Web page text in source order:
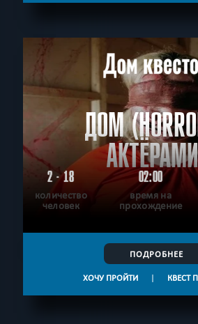
ДОМ
2 - 18
количество
человек
02:00
время на
прохождение
ПОДРОБНЕЕ
ХОЧУ ПРОЙТИ | КВЕСТ